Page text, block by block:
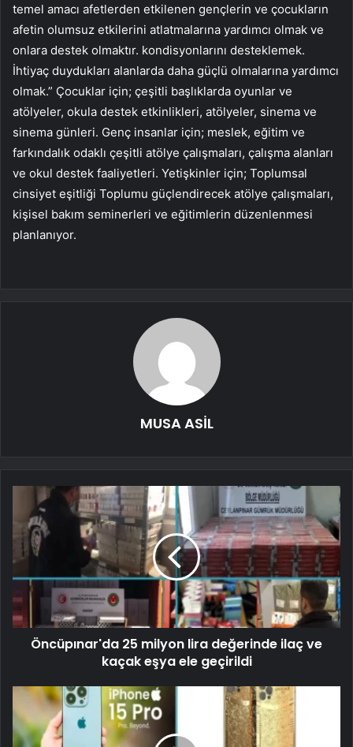
temel amacı afetlerden etkilenen gençlerin ve çocukların
afetin olumsuz etkilerini atlatmalarına yardımcı olmak ve
onlara destek olmaktır. kondisyonlarını desteklemek.
İhtiyaç duydukları alanlarda daha güçlü olmalarına yardımcı
olmak.” Çocuklar için; çeşitli başlıklarda oyunlar ve
atölyeler, okula destek etkinlikleri, atölyeler, sinema ve
sinema günleri. Genç insanlar için; meslek, eğitim ve
farkındalık odaklı çeşitli atölye çalışmaları, çalışma alanları
ve okul destek faaliyetleri. Yetişkinler için; Toplumsal
cinsiyet eşitliği Toplumu güçlendirecek atölye çalışmaları,
kişisel bakım seminerleri ve eğitimlerin düzenlenmesi
planlanıyor.
MUSA ASİL
Öncüpınar'da 25 milyon lira değerinde ilaç ve
kaçak eşya ele geçirildi